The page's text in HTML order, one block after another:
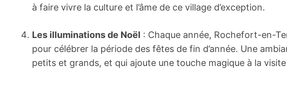
à faire vivre la culture et l’âme de ce village d’exception.
Les illuminations de Noël : Chaque année, Rochefort-en-
pour célébrer la période des fêtes de fin d’année. Une
petits et grands, et qui ajoute une touche magique à la